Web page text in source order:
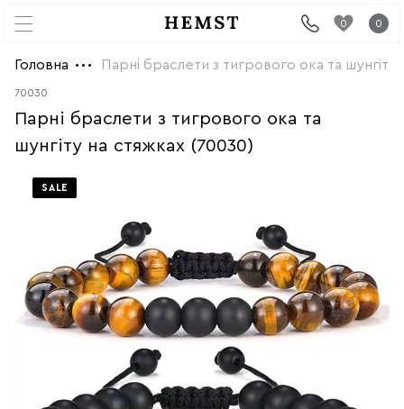
0 0
Головна Парні браслети з тигрового ока та
70030
Парні браслети з тигрового ока та
шунгіту на стяжках (70030)
SALE